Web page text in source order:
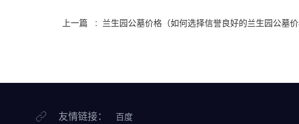
上一篇 : 兰生园公墓价格（如何选择信誉良好的兰生园公墓价
友情链接： 百度